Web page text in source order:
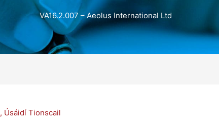
VA16.2.007 – Aeolus International Ltd
, Úsáidí Tionscail